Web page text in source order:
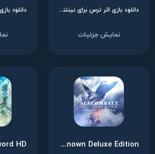
دانلود بازی اثر ترس برای نینتندو سوییچ
نمایش جزئیات
Ace Combat 7: Skies Unknown Deluxe Edition